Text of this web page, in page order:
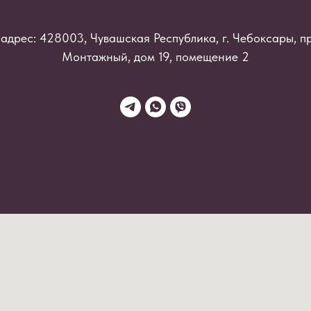
428003, Чувашская Республика, г. Чебоксары,
Монтажный, дом 19, помещение 2